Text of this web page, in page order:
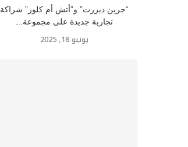
“جرين ديزرت” و”أتش أم كلوز” شراكة
تجارية جديدة على مجموعة...
يونيو 18, 2025